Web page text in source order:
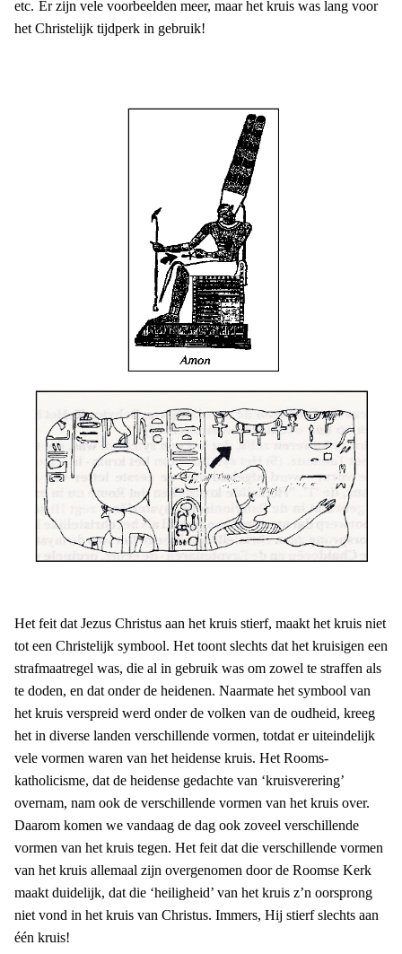
etc. Er zijn vele voorbeelden meer, maar het kruis was lang voor
het Christelijk tijdperk in gebruik!
Het feit dat Jezus Christus aan het kruis stierf, maakt het kruis niet
tot een Christelijk symbool. Het toont slechts dat het kruisigen een
strafmaatregel was, die al in gebruik was om zowel te straffen als
te doden, en dat onder de heidenen. Naarmate het symbool van
het kruis verspreid werd onder de volken van de oudheid, kreeg
het in diverse landen verschillende vormen, totdat er uiteindelijk
vele vormen waren van het heidense kruis. Het Rooms-
katholicisme, dat de heidense gedachte van ‘kruisverering’
overnam, nam ook de verschillende vormen van het kruis over.
Daarom komen we vandaag de dag ook zoveel verschillende
vormen van het kruis tegen. Het feit dat die verschillende vormen
van het kruis allemaal zijn overgenomen door de Roomse Kerk
maakt duidelijk, dat die ‘heiligheid’ van het kruis z’n oorsprong
niet vond in het kruis van Christus. Immers, Hij stierf slechts aan
één kruis!